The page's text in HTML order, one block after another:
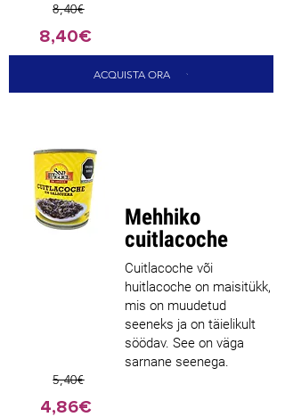
8,40€
8,40€
ACQUISTA ORA
Mehhiko
cuitlacoche
Cuitlacoche või
huitlacoche on maisitükk,
mis on muudetud
seeneks ja on täielikult
söödav. See on väga
sarnane seenega.
5,40€
4,86€